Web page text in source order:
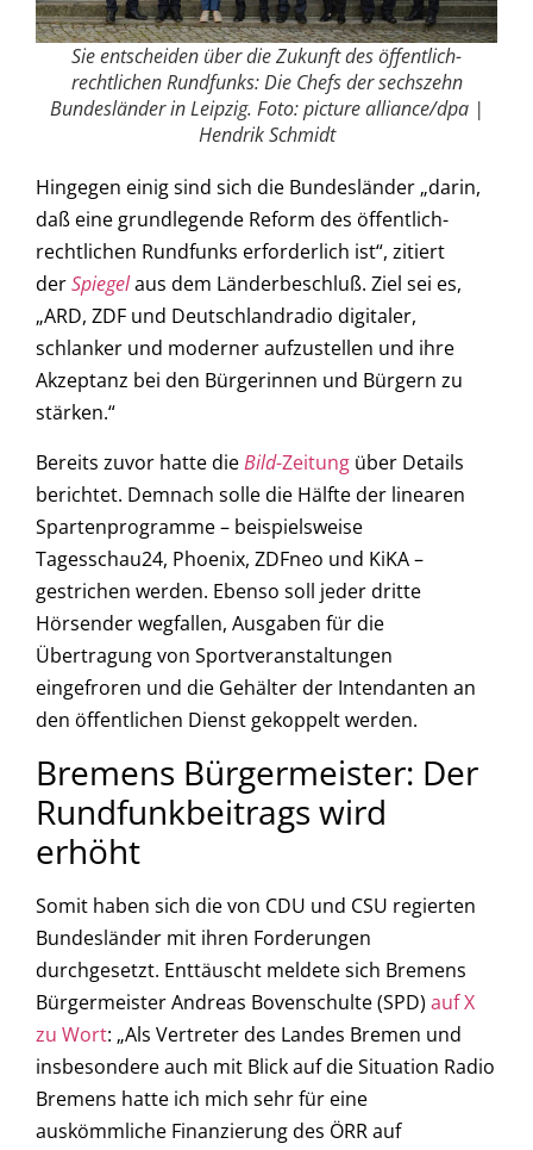
Sie entscheiden über die Zukunft des öffentlich-
rechtlichen Rundfunks: Die Chefs der sechszehn
Bundesländer in Leipzig. Foto: picture alliance/dpa |
Hendrik Schmidt
Hingegen einig sind sich die Bundesländer „darin,
daß eine grundlegende Reform des öffentlich-
rechtlichen Rundfunks erforderlich ist“, zitiert
derSpiegelaus dem Länderbeschluß. Ziel sei es,
„ARD, ZDF und Deutschlandradio digitaler,
schlanker und moderner aufzustellen und ihre
Akzeptanz bei den Bürgerinnen und Bürgern zu
stärken.“
Bereits zuvor hatte dieBild-Zeitung über Details
berichtet. Demnach solle die Hälfte der linearen
Spartenprogramme – beispielsweise
Tagesschau24, Phoenix, ZDFneo und KiKA –
gestrichen werden. Ebenso soll jeder dritte
Hörsender wegfallen, Ausgaben für die
Übertragung von Sportveranstaltungen
eingefroren und die Gehälter der Intendanten an
den öffentlichen Dienst gekoppelt werden.
Bremens Bürgermeister: Der
Rundfunkbeitrags wird
erhöht
Somit haben sich die von CDU und CSU regierten
Bundesländer mit ihren Forderungen
durchgesetzt. Enttäuscht meldete sich Bremens
Bürgermeister Andreas Bovenschulte (SPD) auf X
zu Wort: „Als Vertreter des Landes Bremen und
insbesondere auch mit Blick auf die Situation Radio
Bremens hatte ich mich sehr für eine
auskömmliche Finanzierung des ÖRR auf